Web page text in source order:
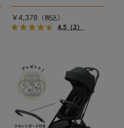
スタイプのストローマグ。
￥4,378
4.5 （2）